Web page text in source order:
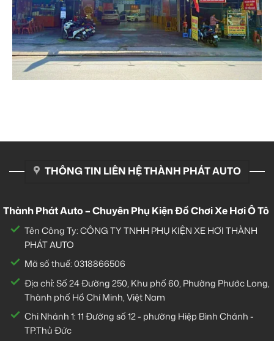
THÔNG TIN LIÊN HỆ THÀNH PHÁT AUTO
Thành Phát Auto – Chuyên Phụ Kiện Đồ Chơi Xe Hơi Ô Tô
Tên Công Ty: CÔNG TY TNHH PHỤ KIỆN XE HƠI THÀNH
PHÁT AUTO
Mã số thuế: 0318866506
Địa chỉ: Số 24 Đường 250, Khu phố 60, Phường Phước Long,
Thành phố Hồ Chí Minh, Việt Nam
Chi Nhánh 1:11 Đường số 12 - phường Hiệp Bình Chánh -
TP.Thủ Đức